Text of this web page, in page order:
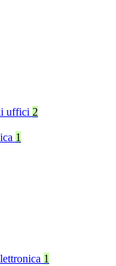
uffici 2
1
1